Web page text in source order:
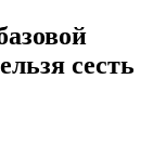
сесть